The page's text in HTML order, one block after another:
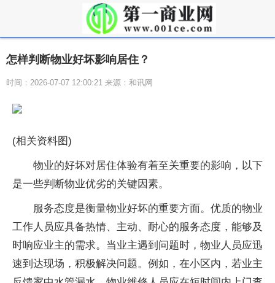
怎样判断物业好坏影响居住？
时间：2026-07-07 12:00:21 来源：和讯网
(相关资料图)
物业的好坏对居住体验有着至关重要的影响，以下
是一些判断物业优劣的关键因素。
服务态度是衡量物业好坏的重要方面。优质的物业
工作人员应具备热情、主动、耐心的服务态度，能够及
时响应业主的需求。当业主遇到问题时，物业人员应迅
速到达现场，积极解决问题。例如，在小区内，若业主